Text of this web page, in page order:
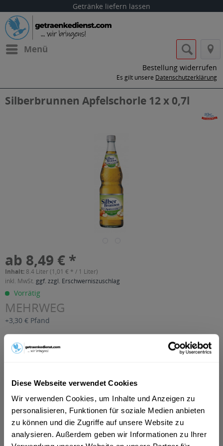
Diese Webseite verwendet Cookies
Wir verwenden Cookies, um Inhalte und Anzeigen zu
personalisieren, Funktionen für soziale Medien anbieten
zu können und die Zugriffe auf unsere Website zu
analysieren. Außerdem geben wir Informationen zu Ihrer
Getränke liefern lassen
Menü
Bestellung widerrufen
Es gilt unsere Datenschutzerklärung
Silberbrunnen Apfelschorle 12 x 0,7l
ab 8,49 € *
Inhalt: 8.4 Liter (1,01 € * / 1 Liter)
inkl. MwSt. ggf. zzgl. Erschwerniszuschlag
Vorrätig
MEHRWEG
+3,30 € Pfand
In denWarenkorb
Verfügbar in:
Beschreibung
mehr
"Silberbrunnen Apfelschorle 12 x 0,7l"